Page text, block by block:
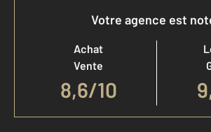
Votre agence est
Achat
Vente
8,6/10